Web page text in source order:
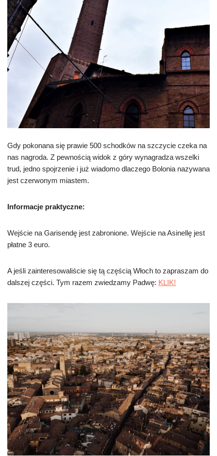
Gdy pokonana się prawie 500 schodków na szczycie czeka na
nas nagroda. Z pewnością widok z góry wynagradza wszelki
trud, jedno spojrzenie i już wiadomo dlaczego Bolonia nazywana
jest czerwonym miastem.
Informacje praktyczne:
Wejście na Garisendę jest zabronione. Wejście na Asinellę jest
płatne 3 euro.
A jeśli zainteresowaliście się tą częścią Włoch to zapraszam do
dalszej części. Tym razem zwiedzamy Padwę: KLIK!